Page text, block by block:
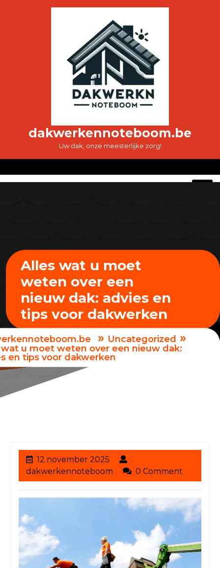
dakwerkennoteboom.be
Uw dak, onze meesterlijke zorg!
Alles wat u moet
weten over een
nieuw dak: advies en
tips voor dakwerken
» Uncategorized »
u moet weten over een nieuw dak:
en tips voor dakwerken
12 november 2025
november
2025
dakwerkennoteboom dakwerkennoteboom
0 Comment